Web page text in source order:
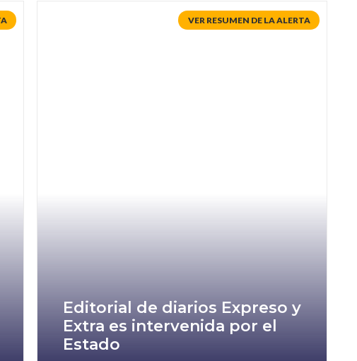
Editorial de diarios Expreso y
Extra es intervenida por el
Estado